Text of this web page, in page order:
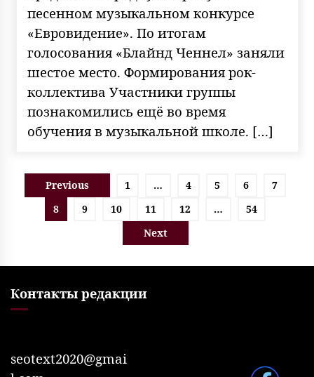
песенном музыкальном конкурсе
«Евровидение». По итогам
голосования «Блайнд Ченнел» заняли
шестое место. Формирования рок-
коллектива Участники группы
познакомились ещё во время
обучения в музыкальной школе. […]
Пагинация
записей
Previous 1 … 4 5 6
7
8
9 10 11 12 …
54
Next
Контакты редакции
seotext2020@gmai